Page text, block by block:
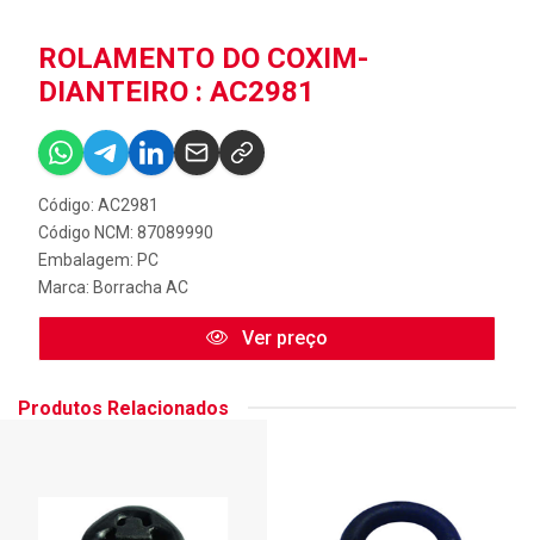
ROLAMENTO DO COXIM-
DIANTEIRO : AC2981
Código: AC2981
Código NCM: 87089990
Embalagem: PC
Marca: Borracha AC
Ver preço
Produtos Relacionados